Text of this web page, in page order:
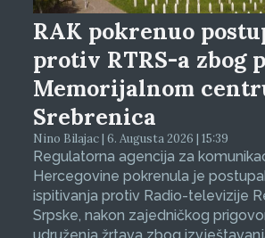
RAK pokrenuo
protiv RTRS-a zbog
Memorijalnom
Srebrenica
Nino Bilajac | 6. Augusta 2026 | 15:39
Regulatorna agencija za
Hercegovine pokrenula je
ispitivanja protiv Radio-televizije
Srpske, nakon zajedničkog